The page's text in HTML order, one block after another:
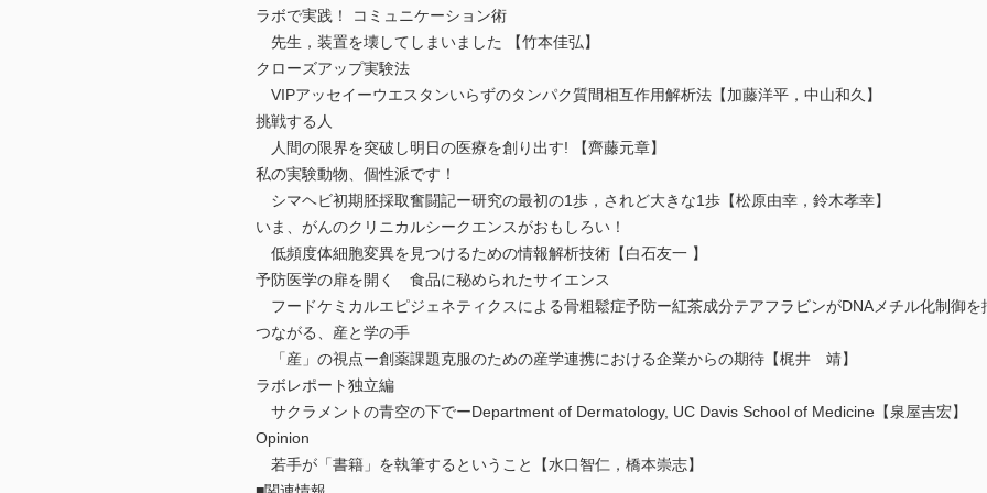
ラボで実践！ コミュニケーション術
先生，装置を壊してしまいました 【竹本佳弘】
クローズアップ実験法
VIPアッセイーウエスタンいらずのタンパク質間相互作用解析法【加藤洋平，中山和久】
挑戦する人
人間の限界を突破し明日の医療を創り出す! 【齊藤元章】
私の実験動物、個性派です！
シマヘビ初期胚採取奮闘記ー研究の最初の1歩，されど大きな1歩【松原由幸，鈴木孝幸】
いま、がんのクリニカルシークエンスがおもしろい！
低頻度体細胞変異を見つけるための情報解析技術【白石友一 】
予防医学の扉を開く 食品に秘められたサイエンス
フードケミカルエピジェネティクスによる骨粗鬆症予防ー紅茶成分テアフラビンがDNAメチル化制御を
つながる、産と学の手
「産」の視点ー創薬課題克服のための産学連携における企業からの期待【梶井 靖】
ラボレポート独立編
サクラメントの青空の下でーDepartment of Dermatology, UC Davis School of Medicine【泉屋吉宏】
Opinion
若手が「書籍」を執筆するということ【水口智仁，橋本崇志】